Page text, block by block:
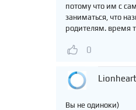
потому что им с
заниматься, что
родителям. время
0
Lionheart
Вы не одиноки)